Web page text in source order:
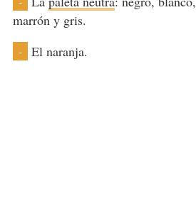
marrón y gris.
- El naranja.